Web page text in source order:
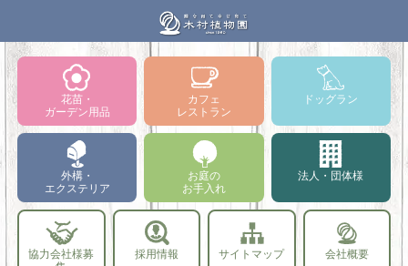
花苗・
ガーデン用品
カフェ
レストラン
ドッグラン
外構・
エクステリア
お庭の
お手入れ
法人・団体様
協力会社様募
採用情報 サイトマップ 会社概要